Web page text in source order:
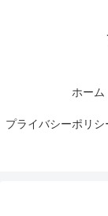
ホーム
プライバシーポリ